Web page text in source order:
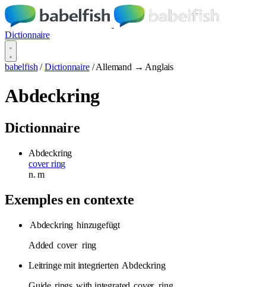
Dictionnaire
babelfish / Dictionnaire / Allemand → Anglais
Abdeckring
Dictionnaire
Abdeckring
cover ring
n.m
Exemples en contexte
Abdeckring hinzugefügt
Added cover ring
Leitringe mit integrierten Abdeckring